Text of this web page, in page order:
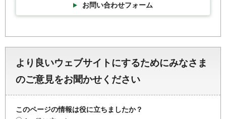
お問い合わせフォーム
より良いウェブサイトにするためにみなさま
のご意見をお聞かせください
このページの情報は役に立ちましたか？